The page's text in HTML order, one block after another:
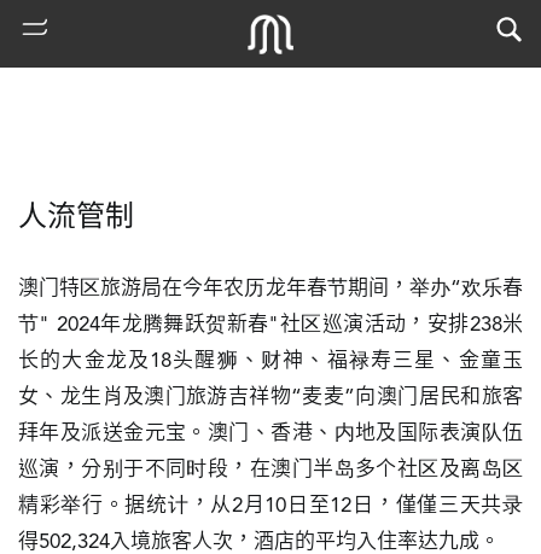
搜
索
古
地
人流管制
澳门特区旅游局在今年农历龙年春节期间，举办“欢乐春
节" 2024年龙腾舞跃贺新春"社区巡演活动，安排238米
长的大金龙及18头醒狮、财神、福禄寿三星、金童玉
女、龙生肖及澳门旅游吉祥物“麦麦”向澳门居民和旅客
拜年及派送金元宝。澳门、香港、内地及国际表演队伍
巡演，分别于不同时段，在澳门半岛多个社区及离岛区
精彩举行。据统计，从2月10日至12日，僅僅三天共录
得502,324入境旅客人次，酒店的平均入住率达九成。